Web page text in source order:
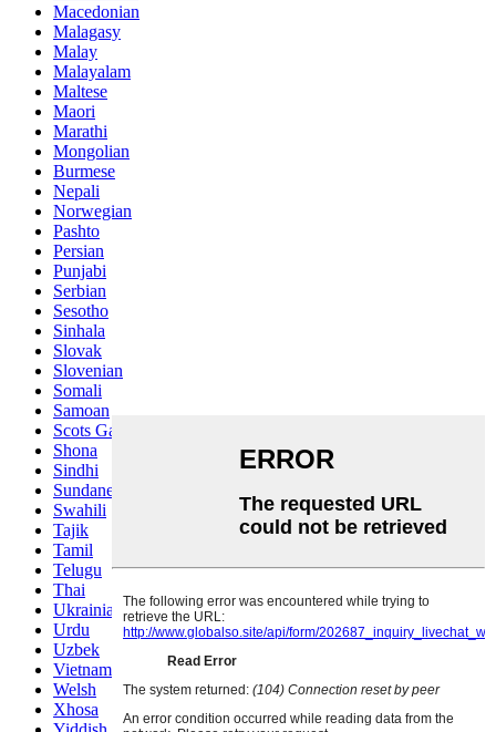
Macedonian
Malagasy
Malay
Malayalam
Maltese
Maori
Marathi
Mongolian
Burmese
Nepali
Norwegian
Pashto
Persian
Punjabi
Serbian
Sesotho
Sinhala
Slovak
Slovenian
Somali
Samoan
Scots Gaelic
Shona
Sindhi
Sundanese
Swahili
Tajik
Tamil
Telugu
Thai
Ukrainian
Urdu
Uzbek
Vietnamese
Welsh
Xhosa